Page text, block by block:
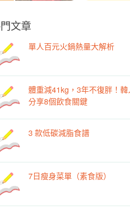
文章
單人百元火鍋熱量大解析
體重減41kg，3年不復胖！
分享8個飲食關鍵
3 款低碳減脂食譜
7日瘦身菜單（素食版）